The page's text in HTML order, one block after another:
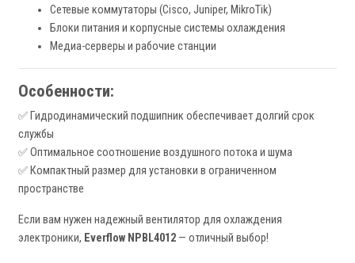
Сетевые коммутаторы (Cisco, Juniper, MikroTik)
Блоки питания и корпусные системы охлаждения
Медиа-серверы и рабочие станции
Особенности:
✅ Гидродинамический подшипник обеспечивает долгий срок
службы
✅ Оптимальное соотношение воздушного потока и шума
✅ Компактный размер для установки в ограниченном
пространстве
Если вам нужен надежный вентилятор для охлаждения
электроники, Everflow NPBL4012 — отличный выбор!